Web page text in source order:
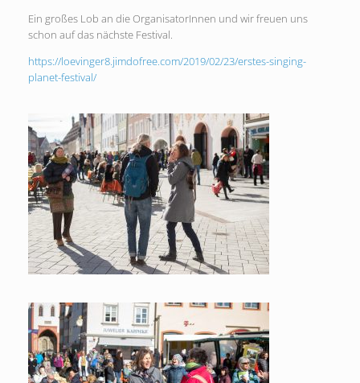
Ein großes Lob an die OrganisatorInnen und wir freuen uns
schon auf das nächste Festival.
https://loevinger8.jimdofree.com/2019/02/23/erstes-singing-
planet-festival/